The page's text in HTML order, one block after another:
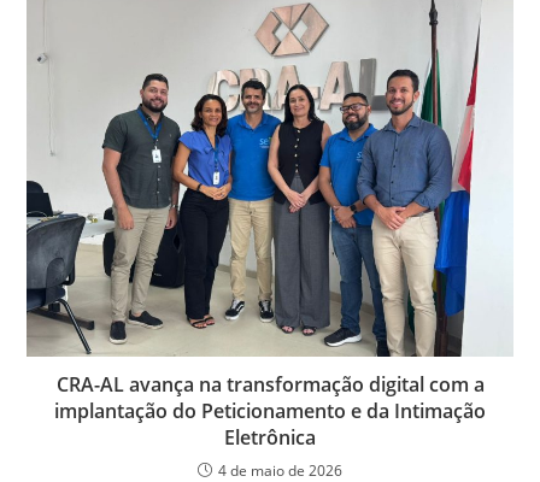
CRA-AL avança na transformação digital com a
implantação do Peticionamento e da Intimação
Eletrônica
4 de maio de 2026